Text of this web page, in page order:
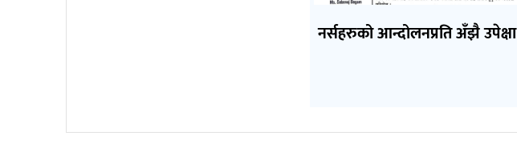
नर्सहरुको आन्दोलनप्रति अँझै उपेक्षा